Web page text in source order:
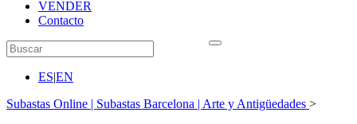
VENDER
Contacto
ES|EN
Subastas Online | Subastas Barcelona | Arte y Antigüedades >